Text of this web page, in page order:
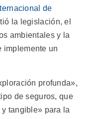
de
la legislación, el
ambientales y la
implemente un
profunda»,
de seguros, que
tangible» para la